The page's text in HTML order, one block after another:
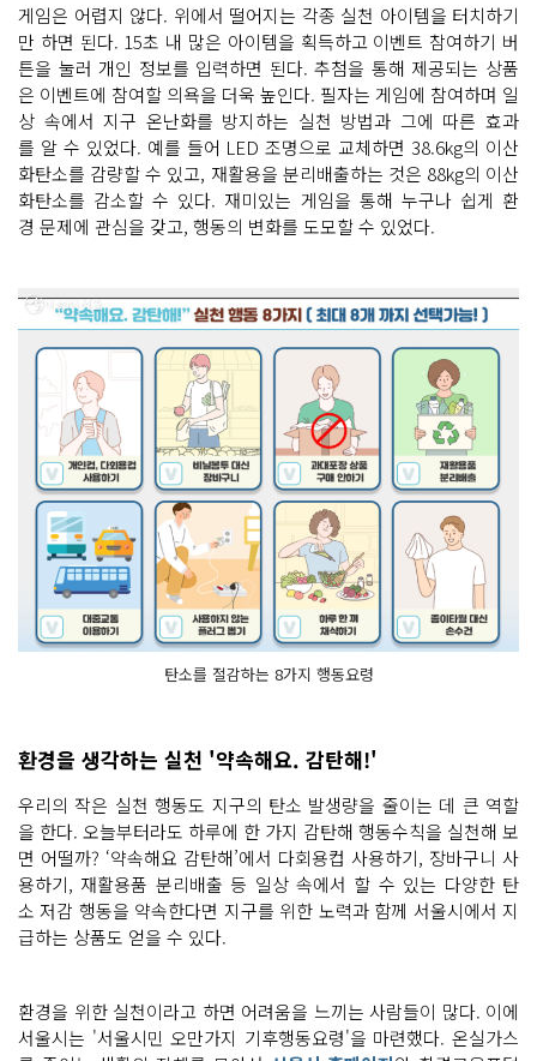
게임은 어렵지 않다. 위에서 떨어지는 각종 실천 아이템을 터치하기
만 하면 된다. 15초 내 많은 아이템을 획득하고 이벤트 참여하기 버
튼을 눌러 개인 정보를 입력하면 된다. 추첨을 통해 제공되는 상품
은 이벤트에 참여할 의욕을 더욱 높인다. 필자는 게임에 참여하며 일
상 속에서 지구 온난화를 방지하는 실천 방법과 그에 따른 효과
를 알 수 있었다. 예를 들어 LED 조명으로 교체하면 38.6kg의 이산
화탄소를 감량할 수 있고, 재활용을 분리배출하는 것은 88kg의 이산
화탄소를 감소할 수 있다. 재미있는 게임을 통해 누구나 쉽게 환
경 문제에 관심을 갖고, 행동의 변화를 도모할 수 있었다.
탄소를 절감하는 8가지 행동요령
환경을 생각하는 실천 '약속해요. 감탄해!'
우리의 작은 실천 행동도 지구의 탄소 발생량을 줄이는 데 큰 역할
을 한다. 오늘부터라도 하루에 한 가지 감탄해 행동수칙을 실천해 보
면 어떨까? ‘약속해요 감탄해’에서 다회용컵 사용하기, 장바구니 사
용하기, 재활용품 분리배출 등 일상 속에서 할 수 있는 다양한 탄
소 저감 행동을 약속한다면 지구를 위한 노력과 함께 서울시에서 지
급하는 상품도 얻을 수 있다.
환경을 위한 실천이라고 하면 어려움을 느끼는 사람들이 많다. 이에
서울시는 '서울시민 오만가지 기후행동요령'을 마련했다. 온실가스